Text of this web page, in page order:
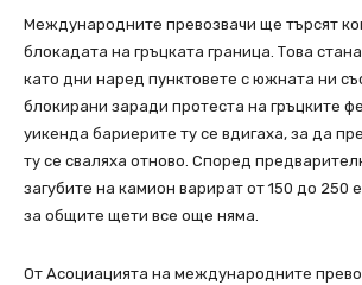
Международните превозвачи ще търсят
блокадата на гръцката граница. Това
като дни наред пунктовете с южната ни
блокирани заради протеста на гръцките
уикенда бариерите ту се вдигаха, за да
ту се сваляха отново. Според
загубите на камион варират от 150 до 250
за общите щети все още няма.
От Асоциацията на международните